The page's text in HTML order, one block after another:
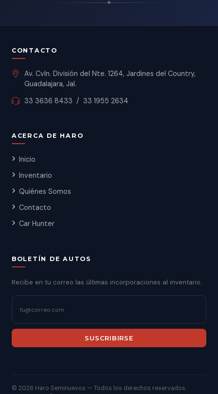
CONTACTO
Av. Cvln. División del Nte. 1264, Jardines del Country,
Guadalajara, Jal.
33 3636 8433 / 33 1955 2634
ACERCA DE HARO
Inicio
Inventario
Quiénes Somos
Contacto
Car Hunter
BOLETÍN DE AUTOS
Recibe en tu correo las últimas incorporaciones al inventario.
SUSCRIBIRSE
© 2026 Haro Seminuevos — Todos los derechos reservados.